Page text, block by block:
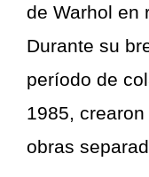
de Warhol en
Durante su
período de
1985,
obras